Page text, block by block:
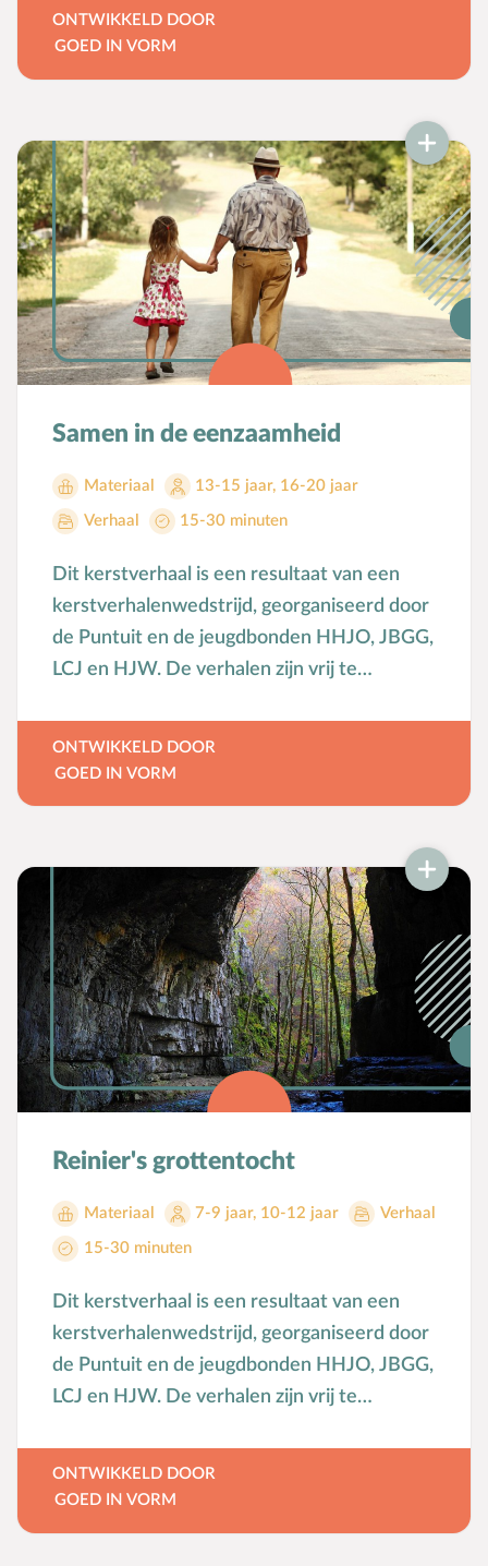
ONTWIKKELD DOOR
GOED IN VORM
Samen in de eenzaamheid
Materiaal 13-15 jaar, 16-20 jaar
Verhaal 15-30 minuten
Dit kerstverhaal is een resultaat van een
kerstverhalenwedstrijd, georganiseerd door
de Puntuit en de jeugdbonden HHJO, JBGG,
LCJ en HJW. De verhalen zijn vrij te
ONTWIKKELD DOOR
GOED IN VORM
Reinier's grottentocht
Materiaal 7-9 jaar, 10-12 jaar Verhaal
15-30 minuten
Dit kerstverhaal is een resultaat van een
kerstverhalenwedstrijd, georganiseerd door
de Puntuit en de jeugdbonden HHJO, JBGG,
LCJ en HJW. De verhalen zijn vrij te
ONTWIKKELD DOOR
GOED IN VORM